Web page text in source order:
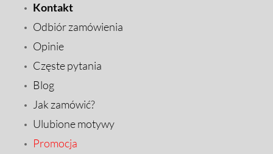
Kontakt
Odbiór zamówienia
Opinie
Częste pytania
Blog
Jak zamówić?
Ulubione motywy
Promocja